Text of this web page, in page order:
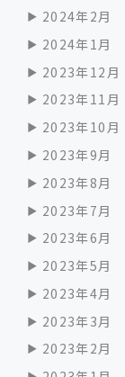
2024年2月
2024年1月
2023年12月
2023年11月
2023年10月
2023年9月
2023年8月
2023年7月
2023年6月
2023年5月
2023年4月
2023年3月
2023年2月